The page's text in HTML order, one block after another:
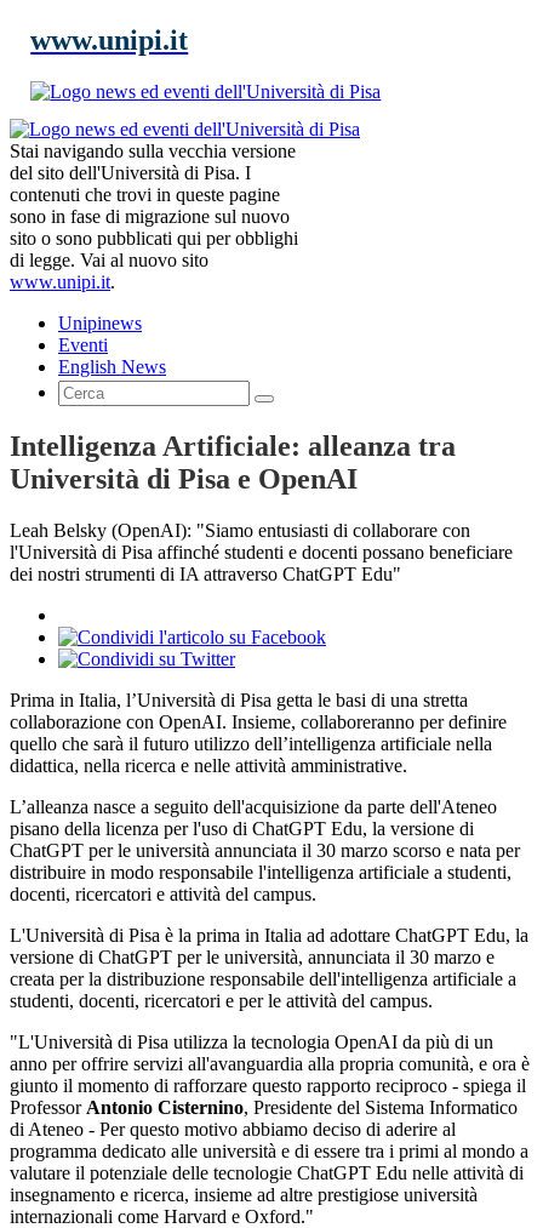
www.unipi.it
Stai navigando sulla vecchia versione
del sito dell'Università di Pisa. I
contenuti che trovi in queste pagine
sono in fase di migrazione sul nuovo
sito o sono pubblicati qui per obblighi
di legge. Vai al nuovo sito
www.unipi.it.
Unipinews
Eventi
English News
Intelligenza Artificiale: alleanza tra
Università di Pisa e OpenAI
Leah Belsky (OpenAI): "Siamo entusiasti di collaborare con
l'Università di Pisa affinché studenti e docenti possano beneficiare
dei nostri strumenti di IA attraverso ChatGPT Edu"
Prima in Italia, l’Università di Pisa getta le basi di una stretta
collaborazione con OpenAI. Insieme, collaboreranno per definire
quello che sarà il futuro utilizzo dell’intelligenza artificiale nella
didattica, nella ricerca e nelle attività amministrative.
L’alleanza nasce a seguito dell'acquisizione da parte dell'Ateneo
pisano della licenza per l'uso di ChatGPT Edu, la versione di
ChatGPT per le università annunciata il 30 marzo scorso e nata per
distribuire in modo responsabile l'intelligenza artificiale a studenti,
docenti, ricercatori e attività del campus.
L'Università di Pisa è la prima in Italia ad adottare ChatGPT Edu, la
versione di ChatGPT per le università, annunciata il 30 marzo e
creata per la distribuzione responsabile dell'intelligenza artificiale a
studenti, docenti, ricercatori e per le attività del campus.
"L'Università di Pisa utilizza la tecnologia OpenAI da più di un
anno per offrire servizi all'avanguardia alla propria comunità, e ora è
giunto il momento di rafforzare questo rapporto reciproco - spiega il
Professor Antonio Cisternino, Presidente del Sistema Informatico
di Ateneo - Per questo motivo abbiamo deciso di aderire al
programma dedicato alle università e di essere tra i primi al mondo a
valutare il potenziale delle tecnologie ChatGPT Edu nelle attività di
insegnamento e ricerca, insieme ad altre prestigiose università
internazionali come Harvard e Oxford."